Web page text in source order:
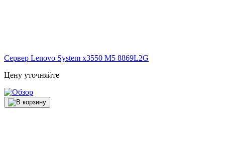
Сервер Lenovo System x3550 M5 8869L2G
Цену уточняйте